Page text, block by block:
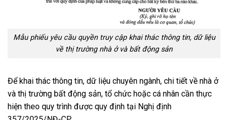
Mẫu phiếu yêu cầu quyền truy cập khai thác thông tin, dữ liệu
về thị trường nhà ở và bất động sản
Để khai thác thông tin, dữ liệu chuyên ngành, chi tiết về nhà ở
và thị trường bất động sản, tổ chức hoặc cá nhân cần thực
hiện theo quy trình được quy định tại Nghị định